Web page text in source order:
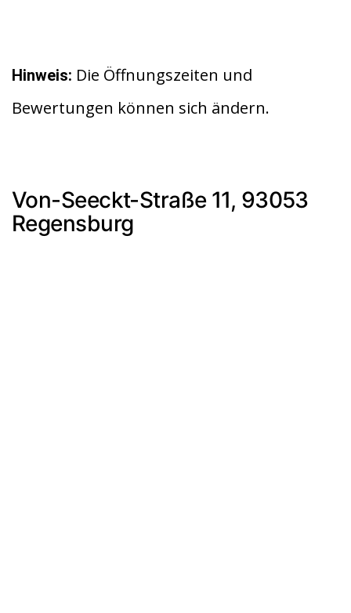
Hinweis: Die Öffnungszeiten und
Bewertungen können sich ändern.
Von-Seeckt-Straße 11, 93053
Regensburg